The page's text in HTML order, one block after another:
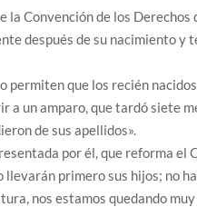
la Convención de los
después de su nacimiento y
permiten que los recién
a un amparo, que tardó siete
de sus apellidos».
por él, que reforma el
llevarán primero sus hijos; no
nos estamos quedando